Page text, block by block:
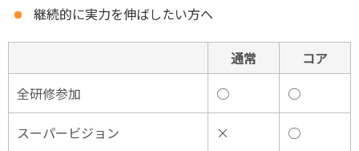
継続的に実力を伸ばしたい方へ
通常
コア
全研修参加
○ ○
スーパービジョン × ○